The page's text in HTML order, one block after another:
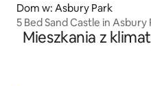
Dom w: Asbury Park
5 Bed Sand Castle in Asbury
Mieszkania z